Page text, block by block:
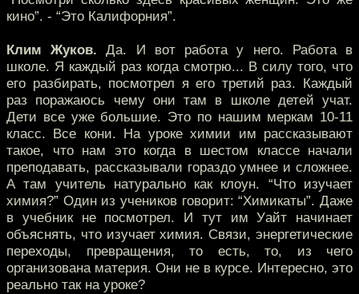
кино”. - “Это Калифорния”.
Клим Жуков. Да. И вот работа у него. Работа в
школе. Я каждый раз когда смотрю... В силу того, что
его разбирать, посмотрел я его третий раз. Каждый
раз поражаюсь чему они там в школе детей учат.
Дети все уже большие. Это по нашим меркам 10-11
класс. Все кони. На уроке химии им рассказывают
такое, что нам это когда в шестом классе начали
преподавать, рассказывали гораздо умнее и сложнее.
А там учитель натурально как клоун. “Что изучает
химия?” Один из учеников говорит: “Химикаты”. Даже
в учебник не посмотрел. И тут им Уайт начинает
объяснять, что изучает химия. Связи, энергетические
переходы, превращения, то есть, то, из чего
организована материя. Они не в курсе. Интересно, это
реально так на уроке?